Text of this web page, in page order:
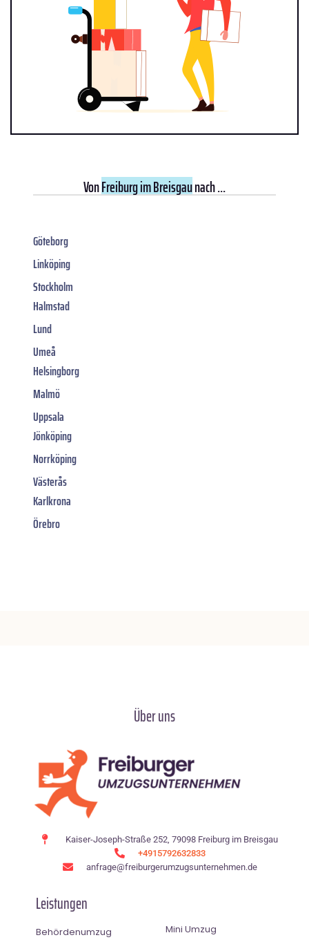
VonFreiburg im Breisgaunach ...
Göteborg
Linköping
Stockholm
Halmstad
Lund
Umeå
Helsingborg
Malmö
Uppsala
Jönköping
Norrköping
Västerås
Karlkrona
Örebro
Über uns
Kaiser-Joseph-Straße 252, 79098 Freiburg im Breisgau
+4915792632833
anfrage@freiburgerumzugsunternehmen.de
Leistungen
Behördenumzug
Mini Umzug